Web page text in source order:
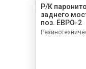
Р/К
заднего
поз. ЕВРО-2